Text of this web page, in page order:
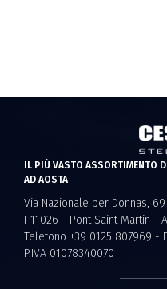
IL PIÙ VASTO ASSORTIMENTO
AD AOSTA
Via Nazionale per Donnas, 69
I-11026 - Pont Saint Martin -
Telefono +39 0125 807969 -
P.IVA 01078340070